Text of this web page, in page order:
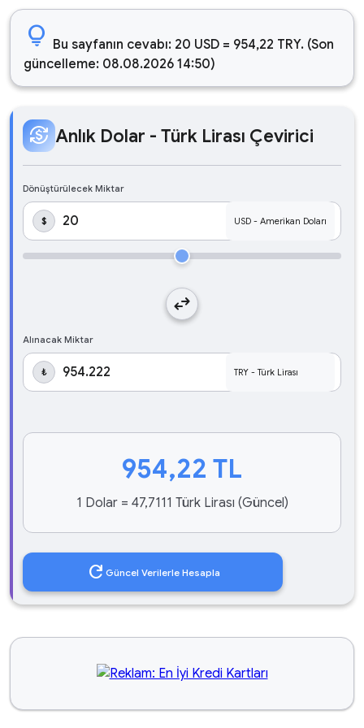
lightbulb Bu sayfanın cevabı: 20 USD = 954,22 TRY. (Son
güncelleme: 08.08.2026 14:50)
currency_exchange Anlık Dolar - Türk Lirası Çevirici
Dönüştürülecek Miktar
$
swap_horiz
Alınacak Miktar
₺
954,22 TL
1 Dolar = 47,7111 Türk Lirası (Güncel)
refresh Güncel Verilerle Hesapla